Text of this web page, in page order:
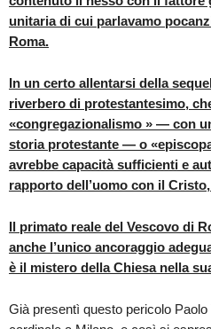
unitaria di cui parlavamo
Roma.
In un certo allentarsi della
riverbero di protestantesimo,
«congregazionalismo » — con
storia protestante — o
avrebbe capacità sufficienti e
rapporto dell’uomo con il
Il primato reale del Vescovo di
anche l’unico ancoraggio
è il mistero della Chiesa nella
Già presentì questo pericolo